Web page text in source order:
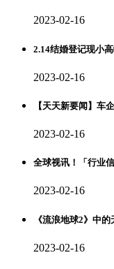
2023-02-16
2.14结婚登记现小
2023-02-16
【天天新要闻】车
2023-02-16
全球视讯！「行业
2023-02-16
《流浪地球2》中
2023-02-16